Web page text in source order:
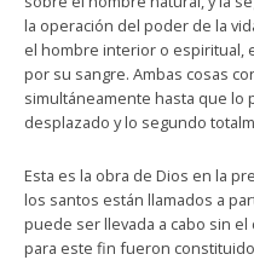
la operación del poder de la
el hombre interior o espiritual,
por su sangre. Ambas cosas
simultáneamente hasta que lo
desplazado y lo segundo
Esta es la obra de Dios en la
los santos están llamados a
puede ser llevada a cabo sin
para este fin fueron